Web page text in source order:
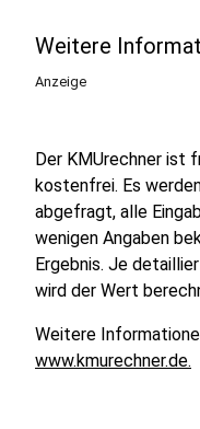
Weitere
Anzeige
Der KMUrechner ist
kostenfrei. Es
abgefragt, alle
wenigen Angaben
Ergebnis. Je
wird der Wert
Weitere
www.kmurechner.de.